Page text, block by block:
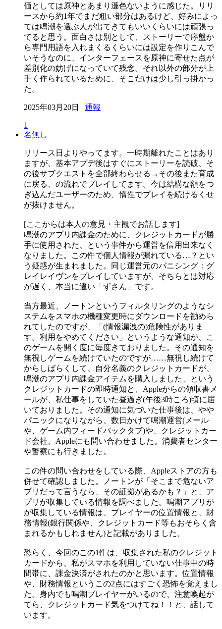
価としては原神とあまり遜色ないように感じた。リリ
ースから約1年でまだ粗い部分はあるけど、好みによっ
ては鳴潮を選ぶ人が出てきてもいいくらいには頑張っ
てると思う。面白さは別として、ストーリーで序盤か
ら専門用語を入れまくるくらいには設定を作りこんで
いそうなのに、インターフェースを原神に寄せた点が
差別化の妨げになっていて残念。それ以外の部分が上
手く作られているために、そこだけは少し引っ掛かっ
た。
2025年03月20日 | 通報
1
名無し
リリース日よりやってます。一時期離れたことはあり
ますが、基本アプデ後はすぐにストーリーを読破、そ
の後サブクエストを全部終わらせる→その後また育成
に戻る、の流れでプレイしてます。今は結構な額をつ
ぎ込んだユーザーのため、惰性でプレイを続けるくせ
が抜けません。
[ここからは本人の意見・主観でお話します]
鳴潮のアプリ内課金のために、クレジットカードが勝
手に使用された、という事件から運営を信用出来なく
なりました。この件で個人情報が漏れている…？とい
う疑惑が生まれました。同じ運営元のパニシング：グ
レイレイヴンをプレイしていますが、そちらとは対応
が遅く、本当に違い「ずさん」です。
当方最近、ノートンというフィルタリングのようなシ
ステムをスマホの機種変更時にダウンロードを勧めら
れてしたのですが、「(情報漏洩の)危険性がありま
す。利用をやめてください」というような通知が、こ
のゲームを開く度に毎度きておりました。その通知を
無視しゲームを続けていたのですが……無視し続けて
からしばらくして、自分名義のクレジットカードが、
鳴潮のアプリ内課金アイテムを購入しました、という
クレジットカードの即時通知と、Appleからの領収書メ
ールが、私仕事をしていた昼過ぎ(午後3時ころ)頃に届
いておりました。その通知に気づいた仕事後は、やや
パニックになりながら、数日かけて鳴潮運営(メール
や、ゲーム内フィードバックタブ)や、クレジットカー
ド会社、Appleにも問い合わせました。消費者センター
や警察にも行きました。
この件の問い合わせをしている際、Appleストアの方も
併せて確認しました。ノートンが「そこまで危ないア
プリだって言うなら、その証拠があるかも？」と、ア
プリが収集している情報を調べました。鳴潮アプリが
が収集している情報は、プレイヤーの位置情報と、財
務情報(銀行関係や、クレジットカード等もおそらく含
まれるかもしれません)と記載がありました。
恐らく、今回のこの1件は、収集された私のクレジット
カードから、私がスマホを利用していない仕事中の時
間帯に、課金決済がされたのかと思います。位置情報
や、財務情報というこの2点にはすごく恐怖を覚えまし
た。身内でも鳴潮プレイヤーがいるので、注意喚起が
てら、クレジットカード気をつけてね！！と、話して
います。